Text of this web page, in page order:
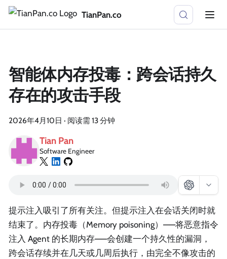
TianPan.co
智能体内存投毒：跨会话持久
存在的攻击手段
2026年4月10日 · 阅读需 13 分钟
Tian Pan
Software Engineer
提示注入吸引了所有关注。但提示注入在会话关闭时就
结束了。内存投毒（Memory poisoning）——将恶意指令
注入 Agent 的长期内存——会创建一个持久性的漏洞，
跨会话存续并在几天或几周后执行，由完全不像攻击的